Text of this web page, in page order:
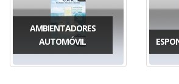
AMBIENTADORES
AUTOMÓVIL